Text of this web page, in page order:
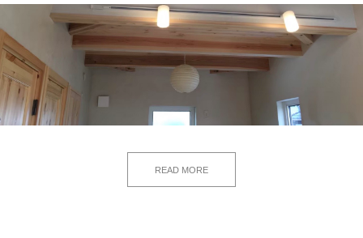
READ MORE